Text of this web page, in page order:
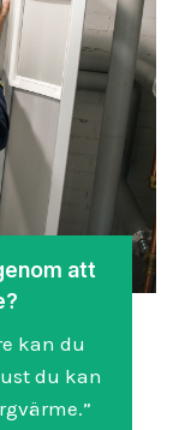
att
kan du
du kan